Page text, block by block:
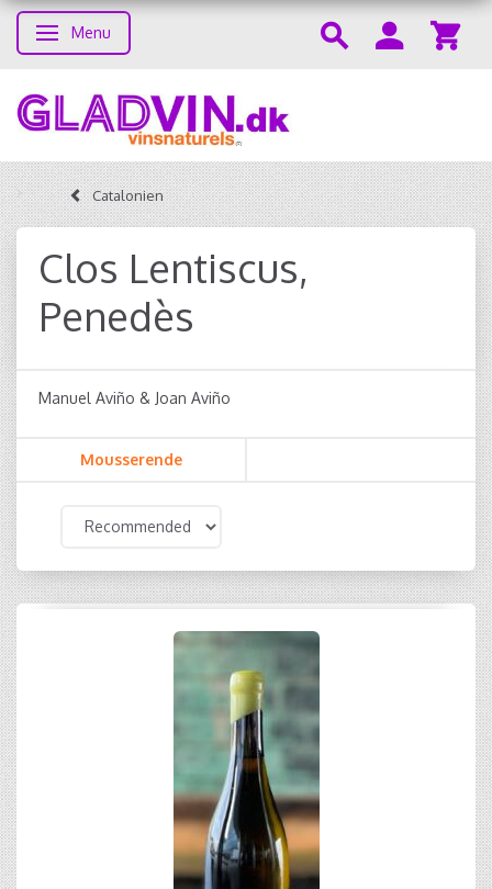
Toggle navigation
Menu
Catalonien
Clos Lentiscus,
Penedès
Manuel Aviño & Joan Aviño
Mousserende